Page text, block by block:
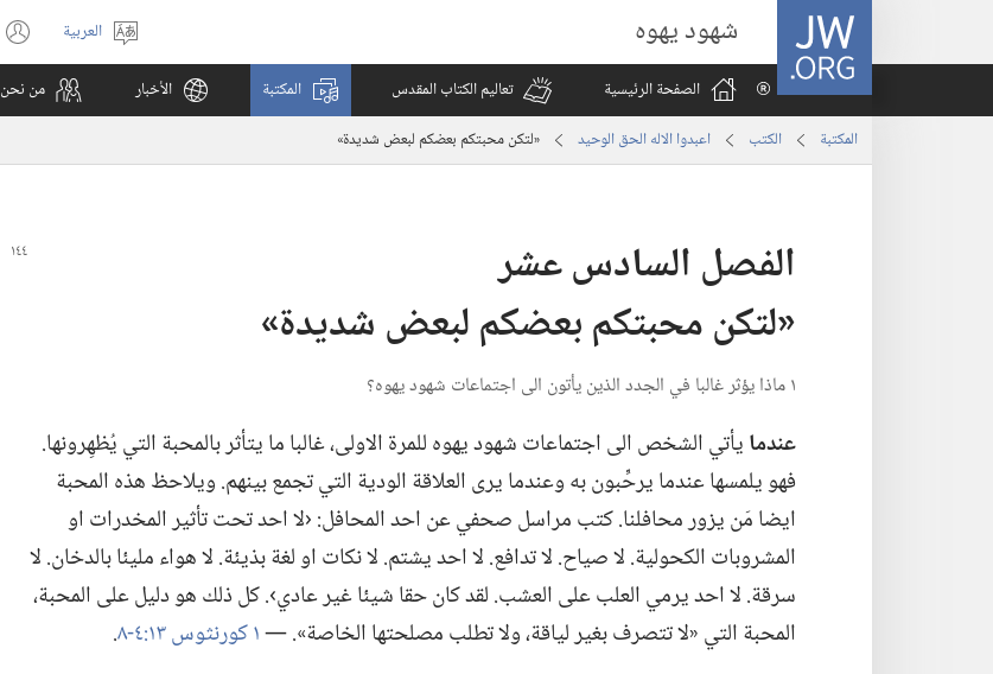
JW.ORG شهود يهوه
اختر
اللغة
العربية
الصفحة الرئيسية
تعاليم الكتاب المقدس المكتبة الأخبار من نحن
المكتبة الكتب اعبدوا الاله الحق الوحيد ‏«لتكن محبتكم بعضكم لبعض شديدة»‏
الفصل السادس عشر
‏«لتكن محبتكم بعضكم لبعض شديدة»‏
١ ماذا يؤثر غالبا في الجدد الذين يأتون الى اجتماعات شهود يهوه؟‏
عندمايأتي الشخص الى اجتماعات شهود يهوه للمرة الاولى،‏ غالبا ما يتأثر بالمحبة التي يُظهِرونها.‏
فهو يلمسها عندما يرحِّبون به وعندما يرى العلاقة الودية التي تجمع بينهم.‏ ويلاحظ هذه المحبة
ايضا مَن يزور محافلنا.‏ كتب مراسل صحفي عن احد المحافل:‏ ‹لا احد تحت تأثير المخدرات او
المشروبات الكحولية.‏ لا صياح.‏ لا تدافع.‏ لا احد يشتم.‏ لا نكات او لغة بذيئة.‏ لا هواء مليئا بالدخان.‏ لا
سرقة.‏ لا احد يرمي العلب على العشب.‏ لقد كان حقا شيئا غير عادي›.‏ كل ذلك هو دليل على المحبة،‏
المحبة التي «لا تتصرف بغير لياقة،‏ ولا تطلب مصلحتها الخاصة».‏ —‏١ كورنثوس ١٣:‏​٤-‏٨ ‏.‏